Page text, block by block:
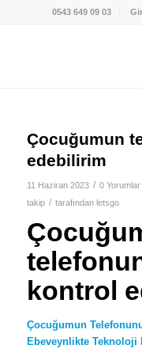
0543 649 09 03
Çocuğumun
edebilirim
11 Haziran 2023 / 0 Yorumlar
takip / tarafından letsgo
kontrol
Çocuğumun
Ebeveynlikte Teknoloji